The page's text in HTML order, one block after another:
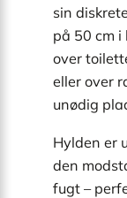
sin
på 50 cm
over
eller over
unødig
Hylden er
den
fugt –